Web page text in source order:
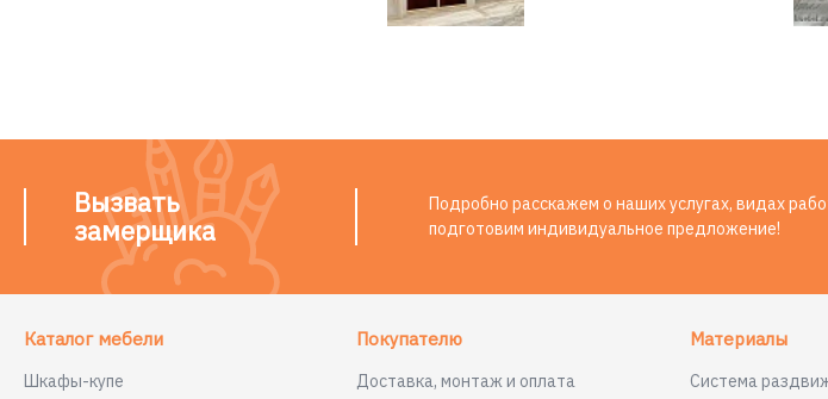
Вызвать
замерщика
Подробно расскажем о наших услугах, видах
подготовим индивидуальное предложение!
Каталог мебели
Шкафы-купе
Покупателю
Доставка, монтаж и оплата
Материалы
Система